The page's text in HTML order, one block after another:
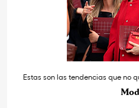
Estas son las tendencias que no